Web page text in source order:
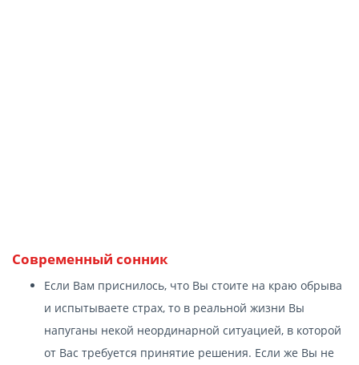
Современный сонник
Если Вам приснилось, что Вы стоите на краю обрыва
и испытываете страх, то в реальной жизни Вы
напуганы некой неординарной ситуацией, в которой
от Вас требуется принятие решения. Если же Вы не